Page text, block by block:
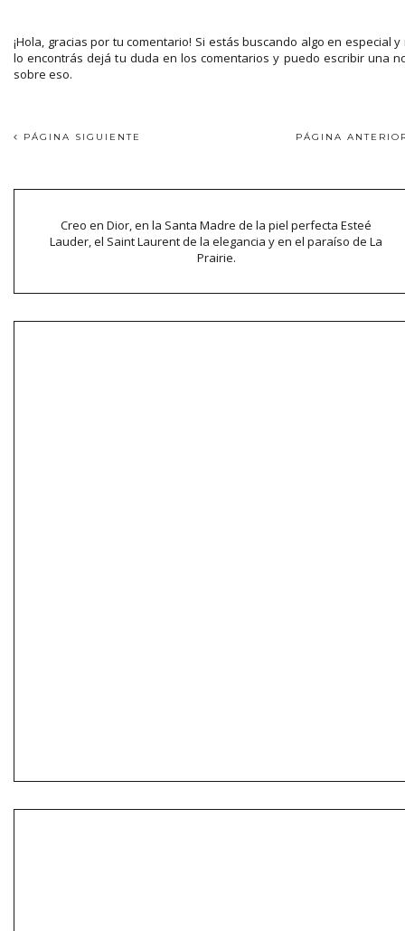
¡Hola, gracias por tu comentario! Si estás buscando algo en especial y
lo encontrás dejá tu duda en los comentarios y puedo escribir una
sobre eso.
PÁGINA SIGUIENTE PÁGINA
Creo en Dior, en la Santa Madre de la piel perfecta Esteé
Lauder, el Saint Laurent de la elegancia y en el paraíso de La
Prairie.